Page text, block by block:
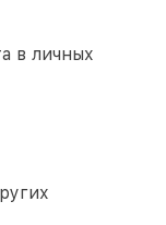
в личных